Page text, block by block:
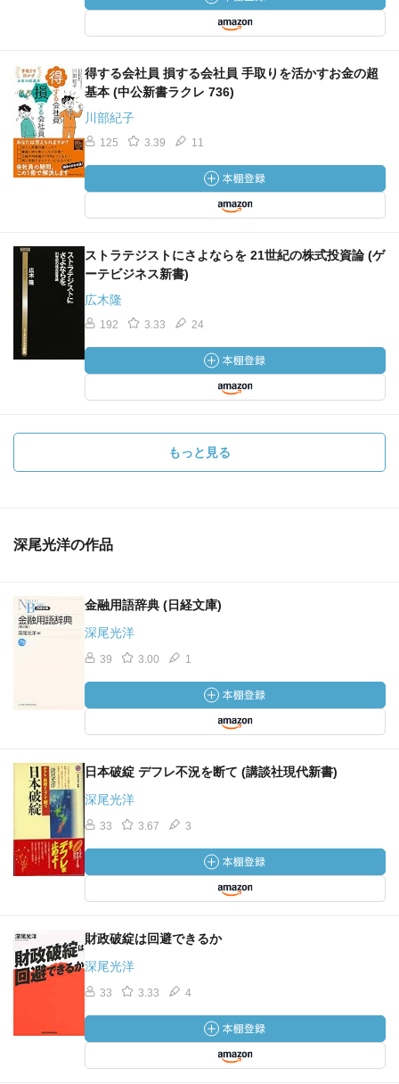
得する会社員 損する会社員 手取りを活かすお金の超
基本 (中公新書ラクレ 736)
川部紀子
125 3.39 11
ストラテジストにさよならを 21世紀の株式投資論 (ゲ
ーテビジネス新書)
広木隆
192 3.33 24
もっと見る
深尾光洋の作品
金融用語辞典 (日経文庫)
深尾光洋
39 3.00 1
日本破綻 デフレ不況を断て (講談社現代新書)
深尾光洋
33 3.67 3
財政破綻は回避できるか
深尾光洋
33 3.33 4